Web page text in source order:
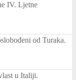
IV. Ljetne
od Turaka.
u Italiji.